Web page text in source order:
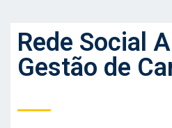
Rede Social
Gestão de